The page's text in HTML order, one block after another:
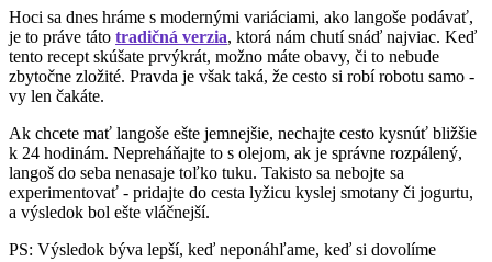
Hoci sa dnes hráme s modernými variáciami, ako langoše podávať,
je to práve táto tradičná verzia, ktorá nám chutí snáď najviac. Keď
tento recept skúšate prvýkrát, možno máte obavy, či to nebude
zbytočne zložité. Pravda je však taká, že cesto si robí robotu samo -
vy len čakáte.
Ak chcete mať langoše ešte jemnejšie, nechajte cesto kysnúť bližšie
k 24 hodinám. Nepreháňajte to s olejom, ak je správne rozpálený,
langoš do seba nenasaje toľko tuku. Takisto sa nebojte sa
experimentovať - pridajte do cesta lyžicu kyslej smotany či jogurtu,
a výsledok bol ešte vláčnejší.
PS: Výsledok býva lepší, keď neponáhľame, keď si dovolíme